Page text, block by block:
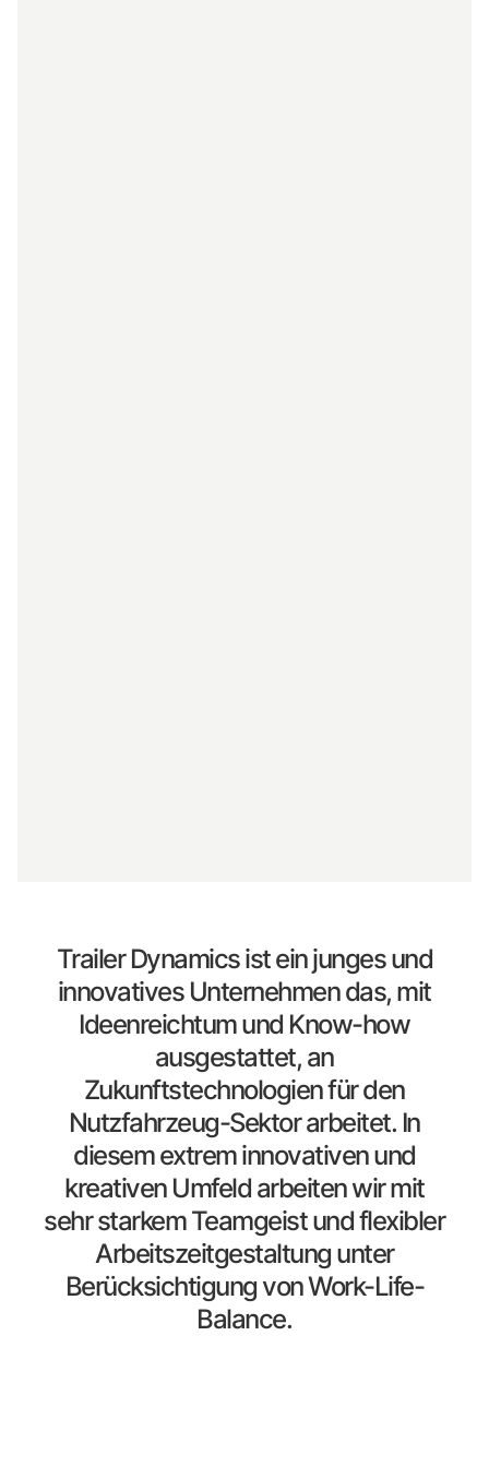
Trailer Dynamics ist ein junges und
innovatives Unternehmen das, mit
Ideenreichtum und Know-how
ausgestattet, an
Zukunftstechnologien für den
Nutzfahrzeug-Sektor arbeitet. In
diesem extrem innovativen und
kreativen Umfeld arbeiten wir mit
sehr starkem Teamgeist und flexibler
Arbeitszeitgestaltung unter
Berücksichtigung von Work-Life-
Balance.